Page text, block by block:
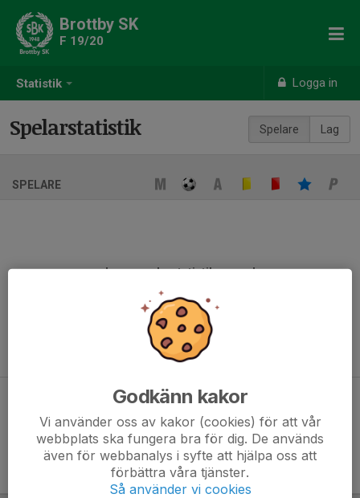
Statistik Logga in
Brottby SK
F 19/20
Spelare Lag
Spelarstatistik
SPELARE
Ingen spelarstatistik sparad
När ni fyller i uppställning på respektive match visas statistiken
automatiskt på denna sida
Godkänn kakor
Vi använder oss av kakor (cookies) för att vår
webbplats ska fungera bra för dig. De används
även för webbanalys i syfte att hjälpa oss att
förbättra våra tjänster.
Så använder vi cookies